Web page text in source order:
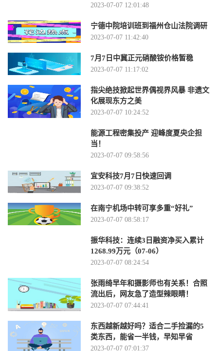
2023-07-07 12:01:48
宁德中院培训班到福州仓山法院调研
2023-07-07 11:42:40
7月7日中冀正元硝酸铵价格暂稳
2023-07-07 11:17:02
指尖绝技掀起世界偶视界风暴 非遗文
化展现东方之美
2023-07-07 10:24:52
能源工程密集投产 迎峰度夏央企担
当！
2023-07-07 09:58:56
宜安科技7月7日快速回调
2023-07-07 09:38:52
在南宁机场中转可享多重“好礼”
2023-07-07 08:58:17
振华科技：连续3日融资净买入累计
1268.99万元（07-06）
2023-07-07 08:24:54
张雨绮早年和摄影师也有关系！合照
流出后，网友急了造型辣眼睛！
2023-07-07 07:44:41
东西越新越好吗？适合二手捡漏的5
类东西，能省一半钱，早知早省
2023-07-07 07:01:37